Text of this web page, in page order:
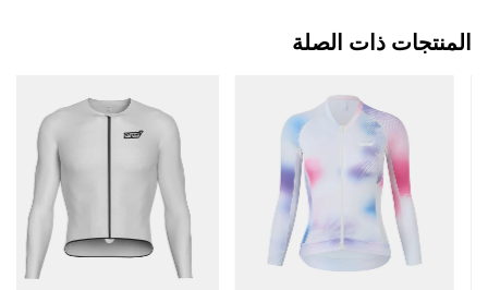
المنتجات ذات الصلة